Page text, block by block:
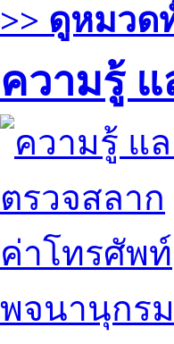
>> ดูหมวด
ความรู้
ตรวจสลาก
ค่าโทรศัพท์
พจนานุกร